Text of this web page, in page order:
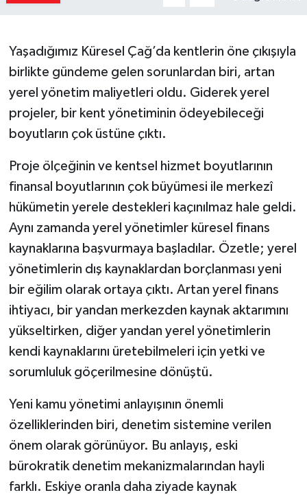
Yaşadığımız Küresel Çağ’da kentlerin öne çıkışıyla
birlikte gündeme gelen sorunlardan biri, artan
yerel yönetim maliyetleri oldu. Giderek yerel
projeler, bir kent yönetiminin ödeyebileceği
boyutların çok üstüne çıktı.
Proje ölçeğinin ve kentsel hizmet boyutlarının
finansal boyutlarının çok büyümesi ile merkezî
hükümetin yerele destekleri kaçınılmaz hale geldi.
Aynı zamanda yerel yönetimler küresel finans
kaynaklarına başvurmaya başladılar. Özetle; yerel
yönetimlerin dış kaynaklardan borçlanması yeni
bir eğilim olarak ortaya çıktı. Artan yerel finans
ihtiyacı, bir yandan merkezden kaynak aktarımını
yükseltirken, diğer yandan yerel yönetimlerin
kendi kaynaklarını üretebilmeleri için yetki ve
sorumluluk göçerilmesine dönüştü.
Yeni kamu yönetimi anlayışının önemli
özelliklerinden biri, denetim sistemine verilen
önem olarak görünüyor. Bu anlayış, eski
bürokratik denetim mekanizmalarından hayli
farklı. Eskiye oranla daha ziyade kaynak
Resmi ilanlar